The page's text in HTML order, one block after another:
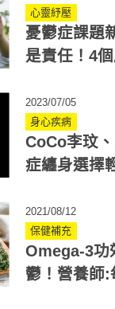
心靈紓壓
憂鬱症課題
是責任！4
2023/07/05
身心疾病
CoCo李玟
症纏身選擇
現？
2021/08/12
保健補充
Omega-3功
鬱！營養師: